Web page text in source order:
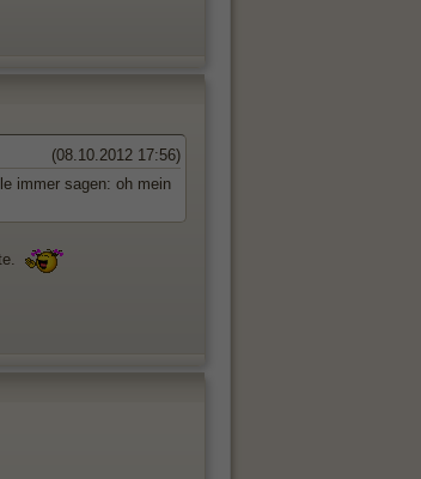
(08.10.2012 17:56)
immer sagen: oh mein